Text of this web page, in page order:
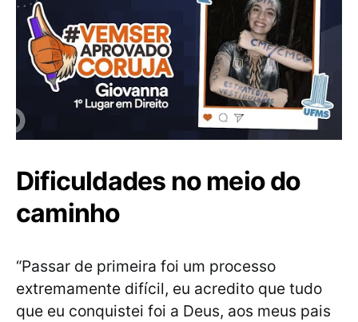
Dificuldades no meio do
caminho
“Passar de primeira foi um processo
extremamente difícil, eu acredito que tudo
que eu conquistei foi a Deus, aos meus pais